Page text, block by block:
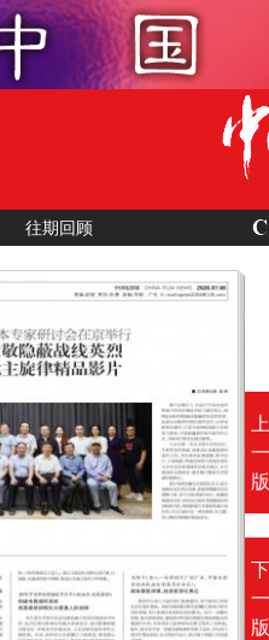
往期回顾
上
一
版
下
一
版